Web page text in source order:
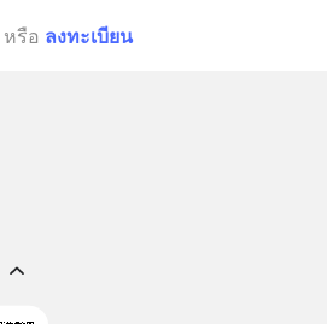
หรือ ลงทะเบียน